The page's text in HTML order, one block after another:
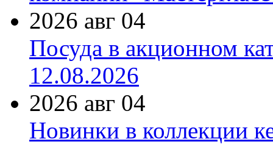
2026 авг 04
Посуда в акционном
12.08.2026
2026 авг 04
Новинки в коллекции